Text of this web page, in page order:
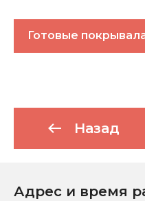
Готовые
Назад
Адрес и время